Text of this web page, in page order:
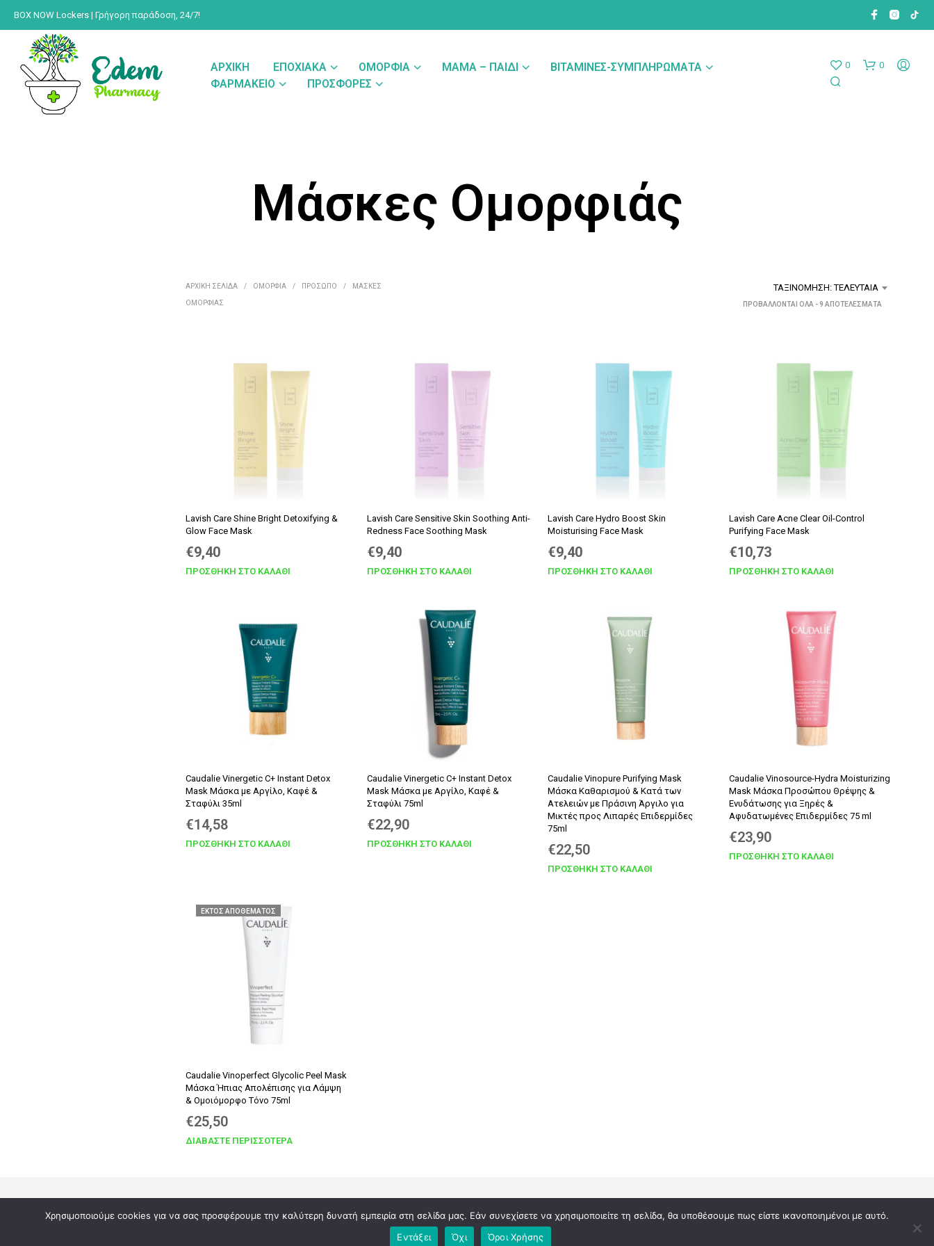
BOX NOW Lockers | Γρήγορη παράδοση, 24/7!
ΑΡΧΙΚΉ ΕΠΟΧΙΑΚΆ ΟΜΟΡΦΙΆ ΜΑΜΆ – ΠΑΙΔΊ
ΒΙΤΑΜΊΝΕΣ-ΣΥΜΠΛΗΡΏΜΑΤΑ
ΦΑΡΜΑΚΕΊΟ
ΠΡΟΣΦΟΡΈΣ
0 0
Μάσκες Ομορφιάς
ΑΡΧΙΚΉ ΣΕΛΊΔΑ / ΟΜΟΡΦΙΆ / ΠΡΌΣΩΠΟ / ΜΆΣΚΕΣ
ΟΜΟΡΦΙΆΣ
ΤΑΞΙΝΌΜΗΣΗ: ΤΕΛΕΥΤΑΊΑ
ΠΡΟΒΆΛΛΟΝΤΑΙ ΌΛΑ - 9 ΑΠΟΤΕΛΈΣΜΑΤΑ
Lavish Care Shine Bright Detoxifying &
Glow Face Mask
Original
price
€9,40Η
τρέχουσα
€9,40.
ΠΡΟΣΘΉΚΗ ΣΤΟ ΚΑΛΆΘΙ
Lavish Care Sensitive Skin Soothing Anti-
Redness Face Soothing Mask
Original
price
€9,40Η
τρέχουσα
είναι:
€9,40.
ΠΡΟΣΘΉΚΗ ΣΤΟ ΚΑΛΆΘΙ
Lavish Care Hydro Boost Skin
Moisturising Face Mask
Original
price
€9,40Η
τρέχουσα
είναι:
€9,40.
ΠΡΟΣΘΉΚΗ ΣΤΟ ΚΑΛΆΘΙ
Lavish Care Acne Clear Oil-Control
Purifying Face Mask
Original
price
€10,73Η
τρέχουσα
είναι:
€10,73.
ΠΡΟΣΘΉΚΗ ΣΤΟ ΚΑΛΆΘΙ
Caudalie Vinergetic C+ Instant Detox
Mask Μάσκα με Αργίλο, Καφέ &
Σταφύλι 35ml
€14,58
ΠΡΟΣΘΉΚΗ ΣΤΟ ΚΑΛΆΘΙ
Caudalie Vinergetic C+ Instant Detox
Mask Μάσκα με Αργίλο, Καφέ &
Σταφύλι 75ml
€22,90
ΠΡΟΣΘΉΚΗ ΣΤΟ ΚΑΛΆΘΙ
Caudalie Vinopure Purifying Mask
Μάσκα Καθαρισμού & Κατά των
Ατελειών με Πράσινη Άργιλο για
Μικτές προς Λιπαρές Επιδερμίδες
75ml
€22,50
ΠΡΟΣΘΉΚΗ ΣΤΟ ΚΑΛΆΘΙ
Caudalie Vinosource-Hydra Moisturizing
Mask Μάσκα Προσώπου Θρέψης &
Ενυδάτωσης για Ξηρές &
Αφυδατωμένες Επιδερμίδες 75 ml
€23,90
ΠΡΟΣΘΉΚΗ ΣΤΟ ΚΑΛΆΘΙ
ΕΚΤΌΣ ΑΠΟΘΈΜΑΤΟΣ
Caudalie Vinoperfect Glycolic Peel Mask
Μάσκα Ήπιας Απολέπισης για Λάμψη
& Ομοιόμορφο Τόνο 75ml
€25,50
ΔΙΑΒΆΣΤΕ ΠΕΡΙΣΣΌΤΕΡΑ
Χρησιμοποιούμε cookies για να σας προσφέρουμε την καλύτερη δυνατή εμπειρία στη σελίδα μας. Εάν συνεχίσετε να χρησιμοποιείτε τη σελίδα, θα υποθέσουμε πως είστε ικανοποιημένοι με αυτό.
Εντάξει
Όχι Όροι Χρήσης